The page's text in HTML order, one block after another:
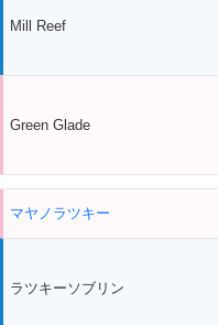
Mill Reef
Green Glade
マヤノラツキー
ラツキーソブリン